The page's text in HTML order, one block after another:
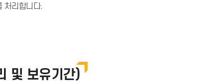
처리합니다.
및 보유기간)